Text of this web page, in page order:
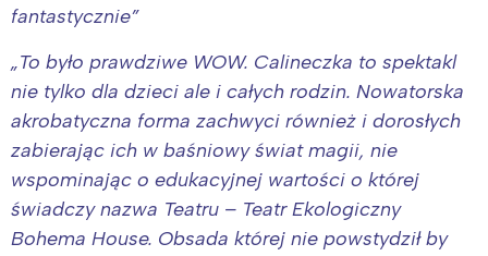
fantastycznie”
„To było prawdziwe WOW. Calineczka to spektakl
nie tylko dla dzieci ale i całych rodzin. Nowatorska
akrobatyczna forma zachwyci również i dorosłych
zabierając ich w baśniowy świat magii, nie
wspominając o edukacyjnej wartości o której
świadczy nazwa Teatru – Teatr Ekologiczny
Bohema House. Obsada której nie powstydził by